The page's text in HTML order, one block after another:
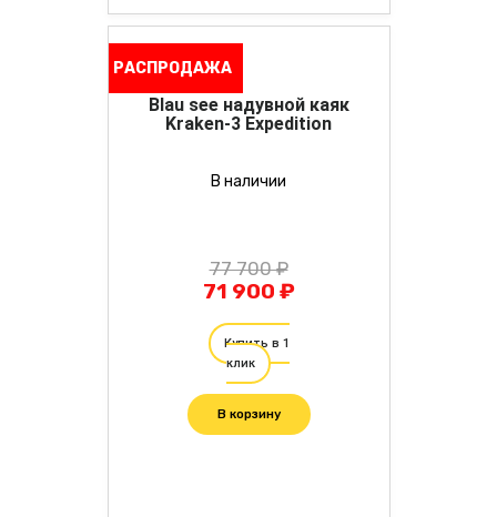
РАСПРОДАЖА
Blau see надувной каяк
Kraken-3 Expedition
В наличии
77 700 ₽
71 900 ₽
Купить в 1
клик
В корзину